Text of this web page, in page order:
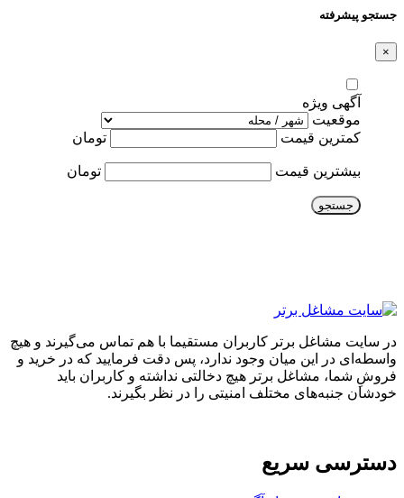
جستجو پیشرفته
×
آگهی ویژه
موقعیت
کمترین قیمت
تومان
بیشترین قیمت تومان
جستجو
در سایت مشاغل برتر کاربران مستقیما با هم تماس می‌گیرند و هیچ
واسطه‌ای در این میان وجود ندارد، پس دقت فرمایید که در خرید و
فروشِ شما، مشاغل برتر هیچ دخالتی نداشته و کاربران باید
خودشان جنبه‌های مختلف امنیتی را در نظر بگیرند.
دسترسی سریع